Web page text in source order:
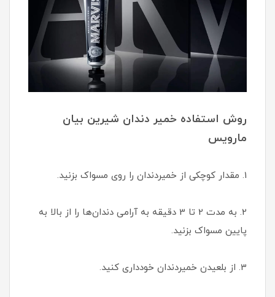
روش استفاده خمیر دندان شیرین بیان
مارویس
1. مقدار کوچکی از خمیردندان را روی مسواک بزنید.
2. به مدت 2 تا 3 دقیقه به آرامی دندان‌ها را از بالا به
پایین مسواک بزنید.
3. از بلعیدن خمیردندان خودداری کنید.